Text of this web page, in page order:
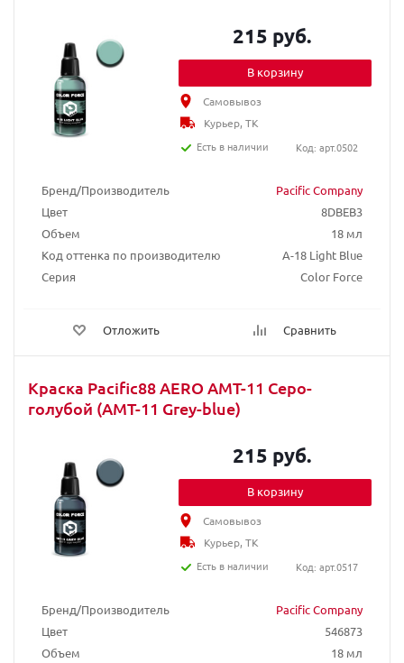
Бренд/Производитель
Pacific Company
Цвет
8DBEB3
Объем
18 мл
Код оттенка по производителю
A-18 Light Blue
Серия
Color Force
Отложить Сравнить
215 руб.
В корзину
Самовывоз
Курьер, ТК
Есть в наличии
Код: арт.0502
Краска Pacific88 AERO АМТ-11 Серо-
голубой (AMT-11 Grey-blue)
Бренд/Производитель
Pacific Company
Цвет
546873
Объем
18 мл
215 руб.
В корзину
Самовывоз
Курьер, ТК
Есть в наличии
Код: арт.0517